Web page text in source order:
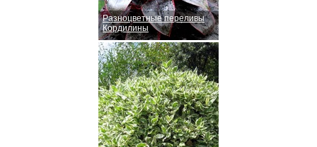
Разноцветные переливы
Кордилины